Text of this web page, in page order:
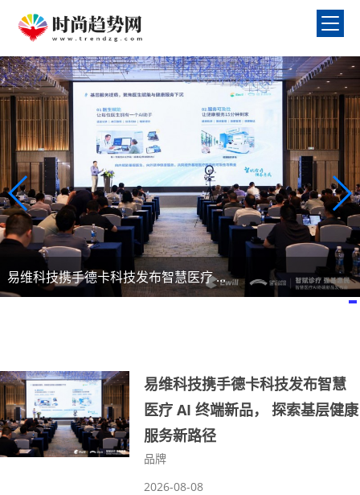
易维科技携手德卡科技发布智慧医疗 ...
易维科技携手德卡科技发布智慧
医疗 AI 终端新品， 探索基层健康
服务新路径
品牌
2026-08-08